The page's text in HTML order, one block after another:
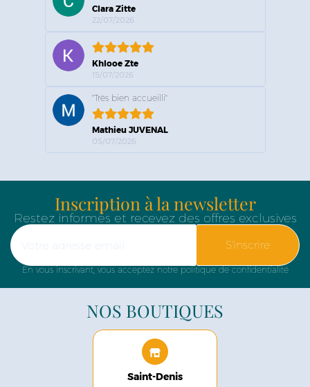
Clara Zitte
22/07/2026
Khlooe Zte
15/07/2026
"Très bien accueilli"
Mathieu JUVENAL
05/07/2026
Inscription à la newsletter
Restez informés et recevez des offres exclusives
S'inscrire
En vous inscrivant, vous acceptez notre politique de confidentialité
NOS BOUTIQUES
Saint-Denis